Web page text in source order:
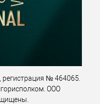
регистрация № 464065.
ООО